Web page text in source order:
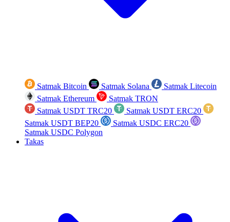
Satmak Bitcoin Satmak Solana
Satmak Litecoin
Satmak Ethereum
Satmak TRON
Satmak USDT TRC20
Satmak USDT ERC20
Satmak USDT BEP20
Satmak USDC ERC20
Satmak USDC Polygon
Takas